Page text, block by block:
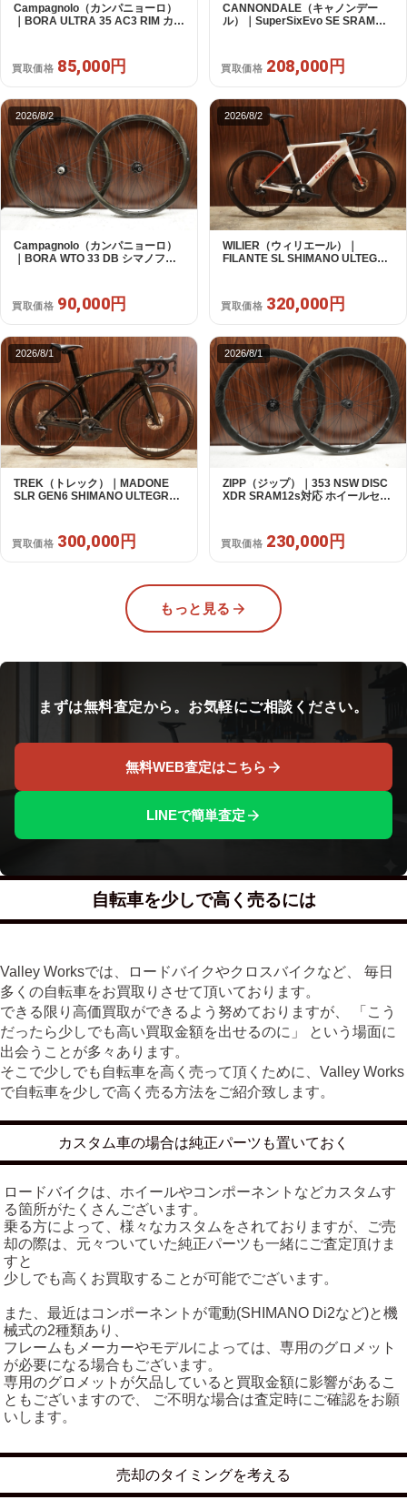
Campagnolo（カンパニョーロ）
｜BORA ULTRA 35 AC3 RIM カン
買取価格 85,000円
CANNONDALE（キャノンデー
ル）｜SuperSixEvo SE SRAM
年｜美品｜買取金額 208,000円
買取価格 208,000円
2026/8/2
Campagnolo（カンパニョーロ）
｜BORA WTO 33 DB シマノフリ
買取価格 90,000円
2026/8/2
WILIER（ウィリエール）｜
FILANTE SL SHIMANO ULTEGRA
買取価格 320,000円
2026/8/1
TREK（トレック）｜MADONE
SLR GEN6 SHIMANO ULTEGRA
買取価格 300,000円
2026/8/1
ZIPP（ジップ）｜353 NSW DISC
XDR SRAM12s対応 ホイールセッ
買取価格 230,000円
もっと見る
まずは無料査定から。お気軽にご相談ください。
無料WEB査定はこちら
LINEで簡単査定
自転車を少しで高く売るには
Valley Worksでは、ロードバイクやクロスバイクなど、 毎日
多くの自転車をお買取りさせて頂いております。
できる限り高価買取ができるよう努めておりますが、 「こう
だったら少しでも高い買取金額を出せるのに」 という場面に
出会うことが多々あります。
そこで少しでも自転車を高く売って頂くために、Valley Works
で自転車を少しで高く売る方法をご紹介致します。
カスタム車の場合は純正パーツも置いておく
ロードバイクは、ホイールやコンポーネントなどカスタムす
る箇所がたくさんございます。
乗る方によって、様々なカスタムをされておりますが、ご売
却の際は、元々ついていた純正パーツも一緒にご査定頂けま
すと
少しでも高くお買取することが可能でございます。
また、最近はコンポーネントが電動(SHIMANO Di2など)と機
械式の2種類あり、
フレームもメーカーやモデルによっては、専用のグロメット
が必要になる場合もございます。
専用のグロメットが欠品していると買取金額に影響があるこ
ともございますので、 ご不明な場合は査定時にご確認をお願
いします。
売却のタイミングを考える